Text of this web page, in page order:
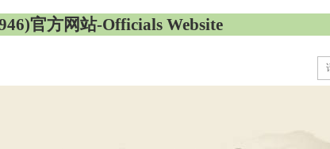
官方网站-Officials Website